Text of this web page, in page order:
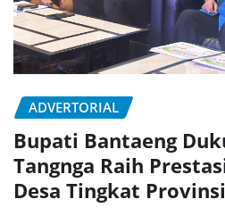
ADVERTORIAL
Bupati Bantaeng
Tangnga Raih
Desa Tingkat